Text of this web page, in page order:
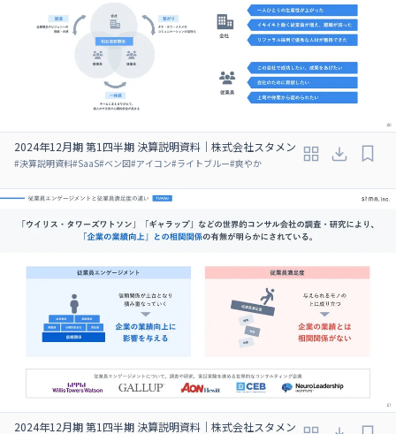
2024年12月期 第1四半期 決算説明資料｜株式会社スタメン
#決算説明資料#SaaS#ベン図#アイコン#ライトブルー#爽やか
2024年12月期 第1四半期 決算説明資料｜株式会社スタメン